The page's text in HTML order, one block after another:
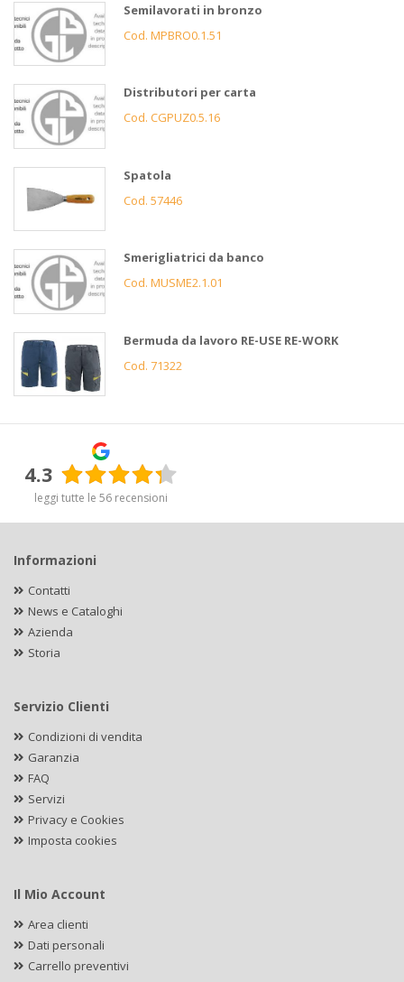
Semilavorati in bronzo
Cod. MPBRO0.1.51
Distributori per carta
Cod. CGPUZ0.5.16
Spatola
Cod. 57446
Smerigliatrici da banco
Cod. MUSME2.1.01
Bermuda da lavoro RE-USE RE-WORK
Cod. 71322
4.3
leggi tutte le 56 recensioni
Informazioni
Contatti
News e Cataloghi
Azienda
Storia
Servizio Clienti
Condizioni di vendita
Garanzia
FAQ
Servizi
Privacy e Cookies
Imposta cookies
Il Mio Account
Area clienti
Dati personali
Carrello preventivi